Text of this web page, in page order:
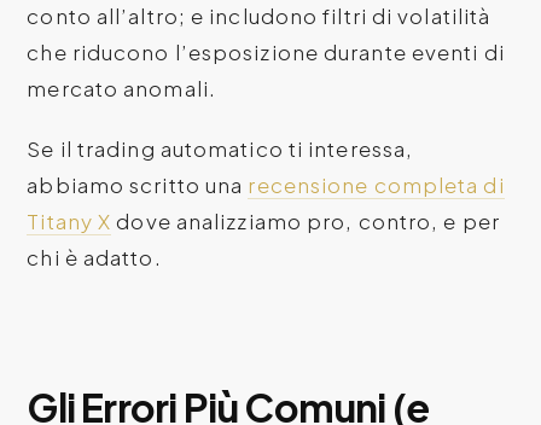
conto all’altro; e includono filtri di volatilità
che riducono l’esposizione durante eventi di
mercato anomali.
Se il trading automatico ti interessa,
abbiamo scritto una recensione completa di
Titany X dove analizziamo pro, contro, e per
chi è adatto.
Gli Errori Più Comuni (e